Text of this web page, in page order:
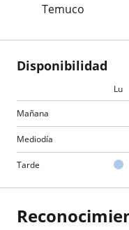
Temuco
Disponibilidad
Lu
Mañana
Mediodía
Tarde